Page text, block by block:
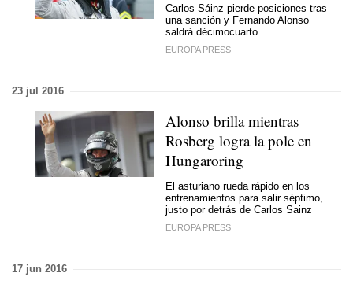
Carlos Sáinz pierde posiciones tras
una sanción y Fernando Alonso
saldrá décimocuarto
EUROPA PRESS
23 jul 2016
Alonso brilla mientras
Rosberg logra la pole en
Hungaroring
El asturiano rueda rápido en los
entrenamientos para salir séptimo,
justo por detrás de Carlos Sainz
EUROPA PRESS
17 jun 2016